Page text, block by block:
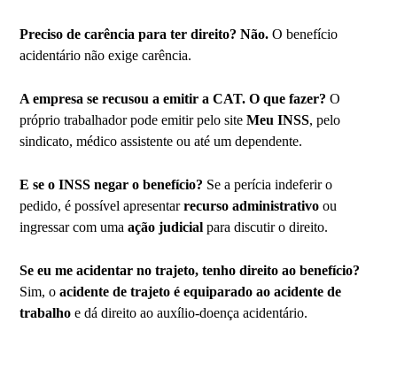
Preciso de carência para ter direito? Não. O benefício
acidentário não exige carência.
A empresa se recusou a emitir a CAT. O que fazer?O
próprio trabalhador pode emitir pelo siteMeu INSS, pelo
sindicato, médico assistente ou até um dependente.
E se o INSS negar o benefício? Se a perícia indeferir o
pedido, é possível apresentarrecurso administrativo ou
ingressar com umaação judicial para discutir o direito.
Se eu me acidentar no trajeto, tenho direito ao benefício?
Sim, oacidente de trajeto é equiparado ao acidente de
trabalho e dá direito ao auxílio-doença acidentário.